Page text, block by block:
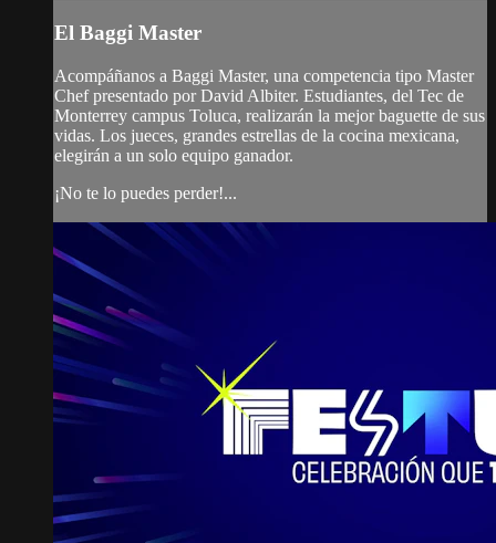
El Baggi Master
Acompáñanos a Baggi Master, una competencia tipo Master
Chef presentado por David Albiter. Estudiantes, del Tec de
Monterrey campus Toluca, realizarán la mejor baguette de sus
vidas. Los jueces, grandes estrellas de la cocina mexicana,
elegirán a un solo equipo ganador.
¡No te lo puedes perder!...